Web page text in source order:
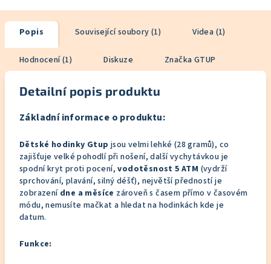
Popis Související soubory (1) Videa (1)
Hodnocení (1) Diskuze Značka GTUP
Detailní popis produktu
Základní informace o produktu:
Dětské hodinky Gtup jsou velmi lehké (28 gramů), co
zajišťuje velké pohodlí při nošení, další vychytávkou je
spodní kryt proti pocení,vodotěsnost 5 ATM (vydrží
sprchování, plavání, silný déšť), největší předností je
zobrazení dne a měsíce zároveň s časem přímo v časovém
módu, nemusíte mačkat a hledat na hodinkách kde je
datum.
Funkce: